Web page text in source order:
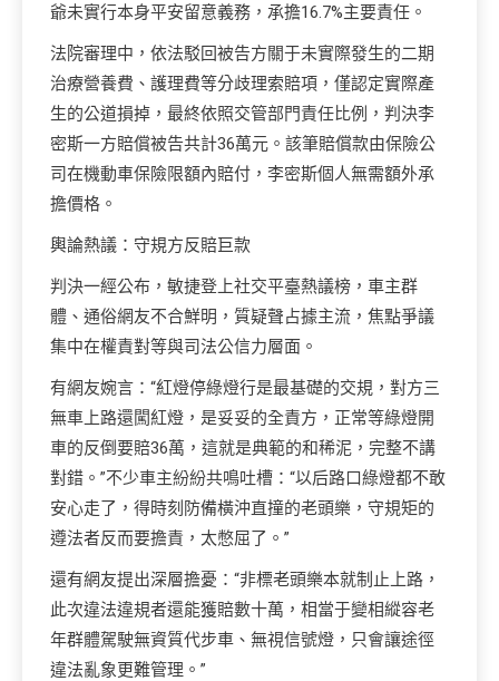
爺未實行本身平安留意義務，承擔16.7%主要責任。
法院審理中，依法駁回被告方關于未實際發生的二期
治療營養費、護理費等分歧理索賠項，僅認定實際產
生的公道損掉，最終依照交管部門責任比例，判決李
密斯一方賠償被告共計36萬元。該筆賠償款由保險公
司在機動車保險限額內賠付，李密斯個人無需額外承
擔價格。
輿論熱議：守規方反賠巨款
判決一經公布，敏捷登上社交平臺熱議榜，車主群
體、通俗網友不合鮮明，質疑聲占據主流，焦點爭議
集中在權責對等與司法公信力層面。
有網友婉言：“紅燈停綠燈行是最基礎的交規，對方三
無車上路還闖紅燈，是妥妥的全責方，正常等綠燈開
車的反倒要賠36萬，這就是典範的和稀泥，完整不講
對錯。”不少車主紛紛共鳴吐槽：“以后路口綠燈都不敢
安心走了，得時刻防備橫沖直撞的老頭樂，守規矩的
遵法者反而要擔責，太憋屈了。”
還有網友提出深層擔憂：“非標老頭樂本就制止上路，
此次違法違規者還能獲賠數十萬，相當于變相縱容老
年群體駕駛無資質代步車、無視信號燈，只會讓途徑
違法亂象更難管理。”